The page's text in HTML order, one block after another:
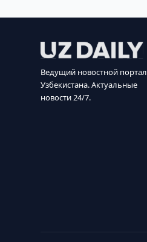
Ведущий новостной портал
Узбекистана. Актуальные
новости 24/7.